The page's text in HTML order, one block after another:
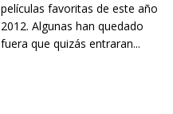
películas favoritas de este año
2012. Algunas han quedado
fuera que quizás entraran...